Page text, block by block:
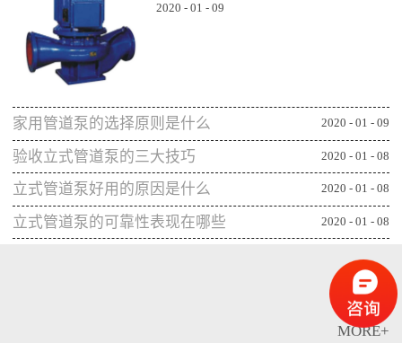
MORE+
楼层为了能顺利用水更对管道增压安装专
一、可获得较规范的售后专业的管道泵生
产机构或厂家往往能更重视售后服务，毕
竟设备类的产品选择专业机构可相应获得
更全面的售后服务，并能及时为出现问题
的管...
2020 - 01 - 09
家用管道泵的选择原则是什么 2020 - 01 - 09
验收立式管道泵的三大技巧 2020 - 01 - 08
立式管道泵好用的原因是什么 2020 - 01 - 08
立式管道泵的可靠性表现在哪些
2020 - 01 - 08